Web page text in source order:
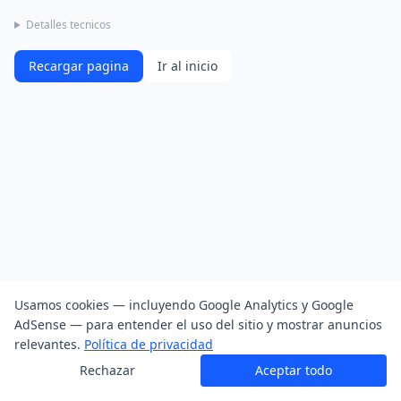
Detalles tecnicos
Recargar pagina Ir al inicio
Usamos cookies — incluyendo Google Analytics y Google
AdSense — para entender el uso del sitio y mostrar anuncios
relevantes. Política de privacidad
Rechazar
Aceptar todo